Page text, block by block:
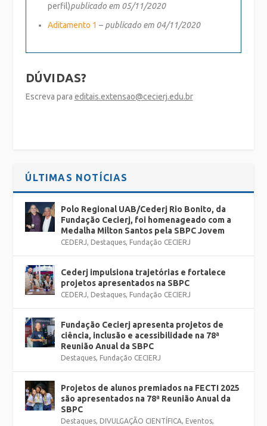
perfil)publicado em 05/11/2020
Aditamento 1 – publicado em 04/11/2020
DÚVIDAS?
Escreva para editais.extensao@cecierj.edu.br
ÚLTIMAS NOTÍCIAS
Polo Regional UAB/Cederj Rio Bonito, da
Fundação Cecierj, foi homenageado com a
Medalha Milton Santos pela SBPC Jovem
CEDERJ, Destaques, Fundação CECIERJ
Cederj impulsiona trajetórias e fortalece
projetos apresentados na SBPC
CEDERJ, Destaques, Fundação CECIERJ
Fundação Cecierj apresenta projetos de
ciência, inclusão e acessibilidade na 78ª
Reunião Anual da SBPC
Destaques, Fundação CECIERJ
Projetos de alunos premiados na FECTI 2025
são apresentados na 78ª Reunião Anual da
SBPC
Destaques, DIVULGAÇÃO CIENTÍFICA, Eventos,